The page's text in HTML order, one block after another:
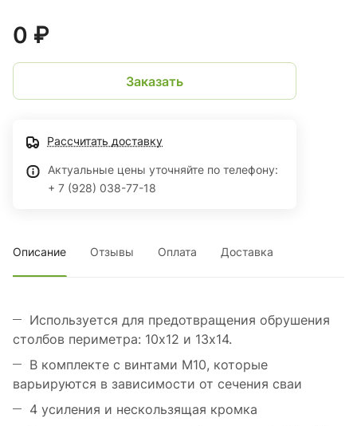
0 ₽
Заказать
Рассчитать доставку
Актуальные цены уточняйте по телефону:
+ 7 (928) 038-77-18
Описание Отзывы Оплата Доставка
Используется для предотвращения обрушения
столбов периметра: 10х12 и 13х14.
В комплекте с винтами M10, которые
варьируются в зависимости от сечения сваи
4 усиления и нескользящая кромка